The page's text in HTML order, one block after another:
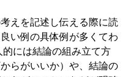
えを記述し伝える際に読
い例の具体例が多くてわ
には結論の組み立て方
らがいいか）や、結論の